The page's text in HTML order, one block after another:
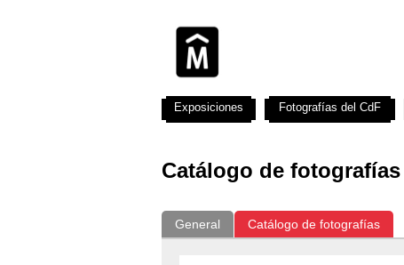
Catálogo de fotografías
General Catálogo de fotografías
Exposiciones Fotografías del CdF